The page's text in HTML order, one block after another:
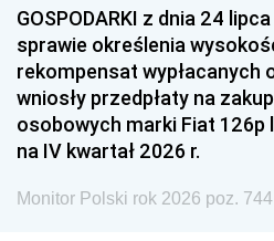
GOSPODARKI z dnia 24
sprawie określenia
rekompensat wypłacanych
wniosły przedpłaty na
osobowych marki Fiat 126p
na IV kwartał 2026 r.
Monitor Polski rok 2026 poz. 744